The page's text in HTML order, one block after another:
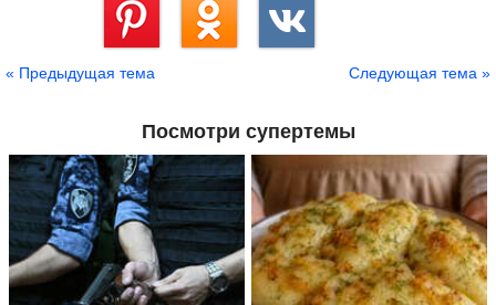
« Предыдущая тема Следующая тема »
Посмотри супертемы